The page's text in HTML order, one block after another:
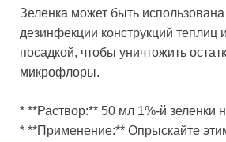
Зеленка может быть
дезинфекции конструкций теплиц
посадкой, чтобы уничтожить
микрофлоры.
* **Раствор:** 50 мл 1%-й зеленки
* **Применение:** Опрыскайте